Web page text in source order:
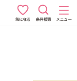
気になる 条件検索 メニュー